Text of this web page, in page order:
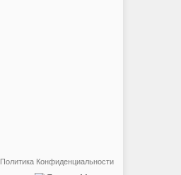
Политика Конфиденциальности